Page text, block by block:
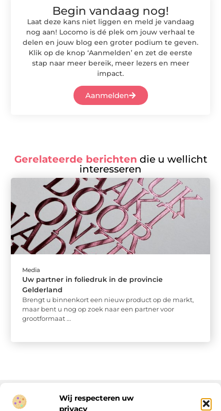
Wij respecteren uw
privacy
Begin vandaag nog!
Laat deze kans niet liggen en meld je vandaag
nog aan! Locomo is dé plek om jouw verhaal te
delen en jouw blog een groter podium te geven.
Klik op de knop ‘Aanmelden’ en zet de eerste
stap naar meer bereik, meer lezers en meer
impact.
Aanmelden
Gerelateerde berichten die u wellicht
interesseren
Media
Uw partner in foliedruk in de provincie
Gelderland
Brengt u binnenkort een nieuw product op de markt,
maar bent u nog op zoek naar een partner voor
grootformaat ...